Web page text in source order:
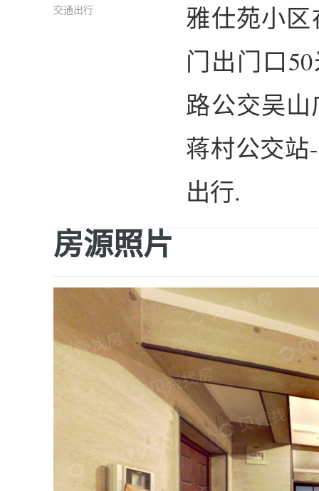
交通出行
雅仕苑小
门出门口
路公交吴
蒋村公交站
出行.
房源照片